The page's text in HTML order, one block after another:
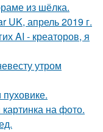
из шёлка.
UK, апрель 2019 г.
AI - креаторов, я
утром
на фото.